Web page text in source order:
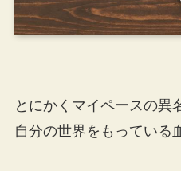
とにかくマイペースの異
自分の世界をもっている